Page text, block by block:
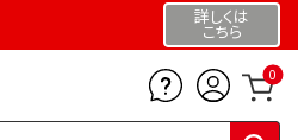
詳しくは
こちら
0